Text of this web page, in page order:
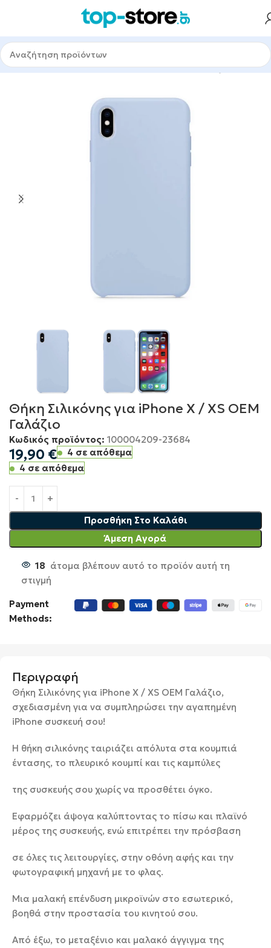
Κινητών & Tablet Προστασία Κινητών Θήκες Κινητών
Θήκη Σιλικόνης για iPhone Χ / XS OEM
Γαλάζιο
Κωδικός προϊόντος: 100004209-23684
19,90 €
4 σε απόθεμα
4 σε απόθεμα
Προσθήκη Στο Καλάθι
Άμεση Αγορά
18 άτομα βλέπουν αυτό το προϊόν αυτή τη
στιγμή
Payment
Methods:
Περιγραφή
Θήκη Σιλικόνης για iPhone X / XS OEM Γαλάζιο,
σχεδιασμένη για να συμπληρώσει την αγαπημένη
iPhone συσκευή σου!
Η θήκη σιλικόνης ταιριάζει απόλυτα στα κουμπιά
έντασης, το πλευρικό κουμπί και τις καμπύλες
της συσκευής σου χωρίς να προσθέτει όγκο.
Εφαρμόζει άψογα καλύπτοντας τo πίσω και πλαϊνό
μέρος της συσκευής, ενώ επιτρέπει την πρόσβαση
σε όλες τις λειτουργίες, στην οθόνη αφής και την
φωτογραφική μηχανή με το φλας.
Μια μαλακή επένδυση μικροϊνών στο εσωτερικό,
βοηθά στην προστασία του κινητού σου.
Από έξω, το μεταξένιο και μαλακό άγγιγμα της